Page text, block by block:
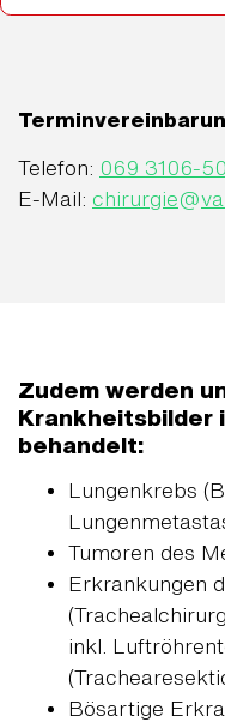
Telefon: 069 3106-
E-Mail: chirurgie@
Zudem werden
Krankheitsbilder
behandelt:
Lungenkrebs
Tumoren des
Erkrankungen
inkl.
Bösartige